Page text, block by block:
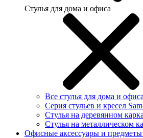
Стулья для дома и офиса
Все стулья для дома и офиса
Серия стульев и кресел
Стулья на деревянном
Стулья на металлическом
Офисные аксессуары и предметы